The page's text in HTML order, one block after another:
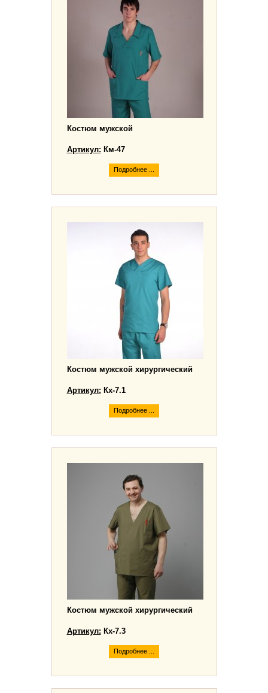
Костюм мужской
Артикул: Км-47
Подробнее ...
Костюм мужской хирургический
Артикул: Кх-7.1
Подробнее ...
Костюм мужской хирургический
Артикул: Кх-7.3
Подробнее ...